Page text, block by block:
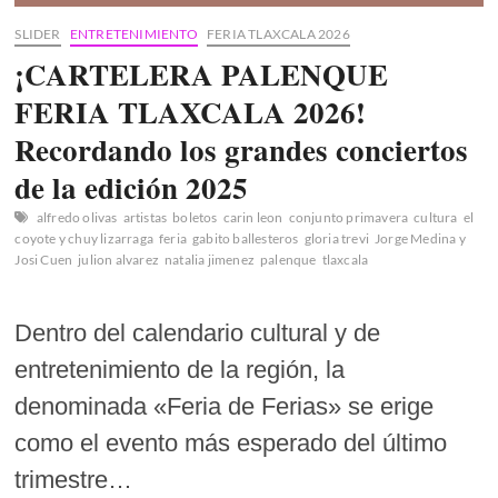
SLIDER ENTRETENIMIENTO FERIA TLAXCALA 2026
¡CARTELERA PALENQUE
FERIA TLAXCALA 2026!
Recordando los grandes conciertos
de la edición 2025
alfredo olivas artistas boletos carin leon conjunto primavera cultura el
coyote y chuy lizarraga feria gabito ballesteros gloria trevi Jorge Medina y
Josi Cuen julion alvarez natalia jimenez palenque tlaxcala
Dentro del calendario cultural y de
entretenimiento de la región, la
denominada «Feria de Ferias» se erige
como el evento más esperado del último
trimestre…